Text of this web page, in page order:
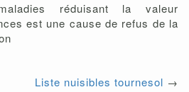
réduisant la valeur
est une cause de refus de la
Liste nuisibles tournesol →